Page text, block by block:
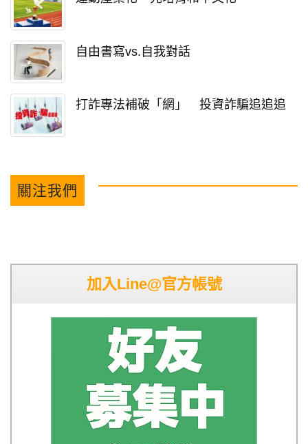
自由書寫vs.自我對話
打詐專法補破「網」 投資詐騙追追追
關注我們
加入Line@官方帳號